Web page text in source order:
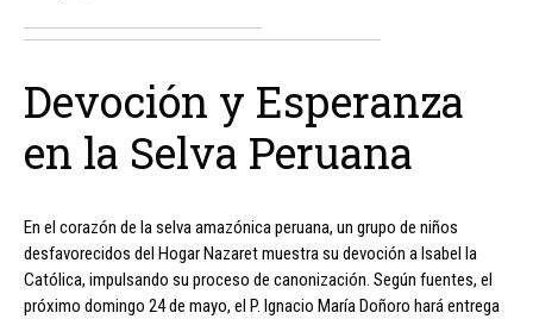
Devoción y Esperanza
en la Selva Peruana
En el corazón de la selva amazónica peruana, un grupo de niños
desfavorecidos del Hogar Nazaret muestra su devoción a Isabel la
Católica, impulsando su proceso de canonización. Según fuentes, el
próximo domingo 24 de mayo, el P. Ignacio María Doñoro hará entrega